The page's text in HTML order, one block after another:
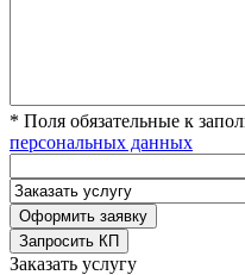
* Поля обязательные к
персональных данных
Заказать услугу